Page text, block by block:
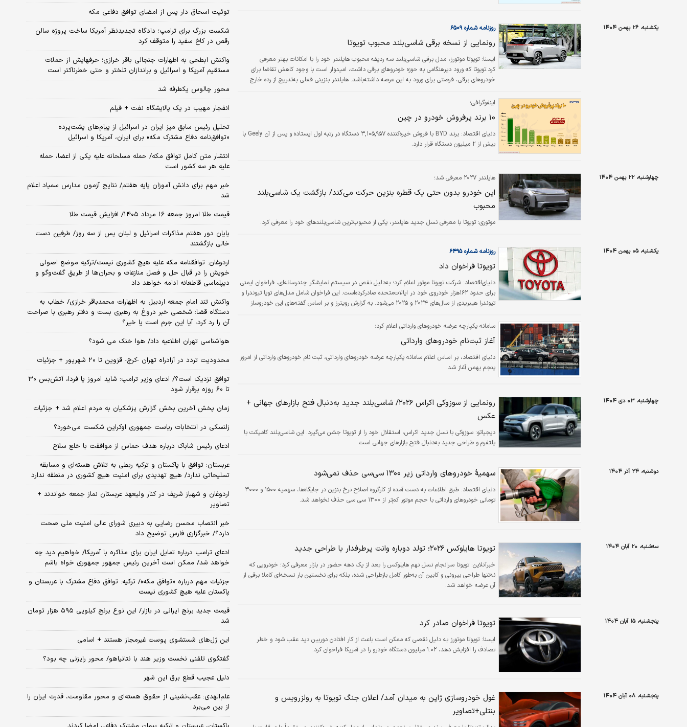
یکشنبه، ۲۶ بهمن ۱۴۰۴ روزنامه شماره ۶۵۰۹
رونمایی از نسخه برقی شاسی‌بلند محبوب تویوتا
ایسنا: تویوتا موتورز، مدل برقی شاسی‌بلند سه ردیفه محبوب ‌هایلندر خود را با امکانات بهتر معرفی
کرد.تویوتا که ورود دیرهنگامی به حوزه خودروهای برقی داشت، امیدوار است با وجود کاهش تقاضا برای
خودروهای برقی، فرصتی برای ورود به این عرصه داشته‌باشد.‌ هایلندر بنزینی فعلی به‌تدریج از رده خارج
جدیدی از جمله ظاهری شیک‌تر عرضه می‌شود، اما طرح شاسی‌بلند سه ردیفه‌ای که باعث محبوبیت آن شده
اینفوگرافی؛
۱۰ برند پرفروش خودرو در چین
دنیای اقتصاد: برند BYD با فروش خیره‌کننده ۳,۱۰۵,۹۵۷ دستگاه در رتبه اول ایستاده و پس از آن Geely با
بیش از ۲ میلیون دستگاه قرار دارد.
چهارشنبه، ۲۲ بهمن ۱۴۰۴ هایلندر ۲۰۲۷ معرفی شد؛
این خودرو بدون حتی یک قطره بنزین حرکت می‌کند/ بازگشت یک شاسی‌بلند
محبوب
موتوری: تویوتا با معرفی نسل جدید هایلندر، یکی از محبوب‌ترین شاسی‌بلندهای خود را معرفی کرد.
یکشنبه، ۰۵ بهمن ۱۴۰۴ روزنامه شماره ۶۴۹۵
تویوتا فراخوان داد
دنیای‌اقتصاد: شرکت تویوتا موتور اعلام کرد؛ به‌دلیل نقص در سیستم نمایشگر چندرسانه‌‌‌‌‌ای، فراخوان ایمنی
برای حدود ۱۶۲‌هزار خودروی خود در ایالات‌متحده صادر‌کرده‌است. این فراخوان شامل مدل‌های تویا تیوندرا و
تیوندرا هیبریدی از سال‌های ۲۰۲۴ و ۲۰۲۵ می‌شود. به گزارش رویترز و بر اساس گفته‌‌‌‌‌های این خودروساز
سیاه به نمایش درآید که در برخی شرایط ممکن است استانداردهای ایمنی فدرال را نقض کند. تویوتا
سامانه یکپارچه عرضه خودرو‌های وارداتی اعلام کرد؛
آغاز ­ثبت‌نام خودرو‌های وارداتی ‌
دنیای اقتصاد، بر اساس اعلام سامانه یکپارچه عرضه خودرو‌های وارداتی، ثبت نام خودرو‌های وارداتی از امروز
پنجم بهمن آغاز شد.
چهارشنبه، ۰۳ دی ۱۴۰۴
رونمایی از سوزوکی اکراس ۲۰۲۶/ شاسی‌بلند جدید به‌دنبال فتح بازارهای جهانی +
عکس
دیجیاتو: سوزوکی با نسل جدید اکراس، استقلال خود را از تویوتا جشن می‌گیرد. این شاسی‌بلند کامپکت با
پلتفرم و طراحی جدید به‌دنبال فتح بازارهای جهانی است.
دوشنبه، ۲۴ آذر ۱۴۰۴ سهمیۀ خودروهای وارداتی زیر ۱۳۰۰ سی‌سی حذف نمی‌شود
دنیای اقتصاد: طبق اطلاعات به دست آمده از کارگروه اصلاح نرخ بنزین در جایگاه‌ها، سهمیه ۱۵۰۰ و ۳۰۰۰
تومانی خودروهای وارداتی با حجم موتور کم‌تر از ۱۳۰۰ سی سی حذف نخواهد شد.
سه‌شنبه، ۲۰ آبان ۱۴۰۴ تویوتا هایلوکس ۲۰۲۶؛ تولد دوباره وانت پرطرفدار با طراحی جدید
خبرآنلاین: تویوتا سرانجام نسل نهم هایلوکس را بعد از یک دهه حضور در بازار معرفی کرد؛ خودرویی که
نه‌تنها طراحی بیرونی و کابین آن به‌طور کامل بازطراحی شده، بلکه برای نخستین بار نسخه‌ای کاملا برقی از
آن عرضه خواهد شد.
پنجشنبه، ۱۵ آبان ۱۴۰۴ تویوتا فراخوان صادر کرد
ایسنا: تویوتا موتورز به دلیل نقصی که ممکن است باعث از کار افتادن دوربین دید عقب شود و خطر
تصادف را افزایش دهد، ۱.۰۲ میلیون دستگاه خودرو را در آمریکا فراخوان کرد.
پنجشنبه، ۰۸ آبان ۱۴۰۴
غول خودروسازی ژاپن به میدان آمد/ اعلان جنگ تویوتا به رولزرویس و
بنتلی+تصاویر
توئیت اسحاق دار پس از امضای توافق دفاعی مکه
شکست بزرگ برای ترامپ؛ دادگاه تجدیدنظر آمریکا ساخت پروژه سالن
رقص در کاخ سفید را متوقف کرد
واکنش ابطحی به اظهارات جنجالی باقر خرازی؛ حرفهایش از حملات
مستقیم آمریکا و اسرائیل و براندازان تلختر و حتی خطرناکتر است
محور چالوس یکطرفه شد
انفجار مهیب در یک پالایشگاه نفت + فیلم
تحلیل رئیس سابق میز ایران در اسرائیل از پیام‌های پشت‌پرده
«توافق‌نامه دفاع مشترک مکه» برای ایران، آمریکا و اسرائیل
انتشار متن کامل توافق مکه/ حمله مسلحانه علیه یکی از اعضا، حمله
علیه هر سه کشور است
خبر مهم برای دانش آموزان پایه هفتم/ نتایج آزمون مدارس سمپاد اعلام
شد
قیمت طلا امروز جمعه ۱۶ مرداد ۱۴۰۵/ افزایش قیمت طلا
پایان دور هفتم مذاکرات اسرائیل و لبنان پس از سه روز/ طرفین دست
خالی بازگشتند
اردوغان: توافقنامه مکه علیه هیچ کشوری نیست/ترکیه موضع اصولی
خویش را در قبال حل و فصل منازعات و بحران‌ها از طریق گفت‌وگو و
دیپلماسی قاطعانه ادامه خواهد داد
واکنش تند امام جمعه اردبیل به اظهارات محمدباقر خرازی/ خطاب به
دستگاه قضا: شخصی خبر دروغ به رهبری بست و دفتر رهبری با صراحت
آن را رد کرد، آیا این جرم است یا خیر؟
هواشناسی تهران اطلاعیه داد/ هوا خنک می شود؟
محدودیت تردد در آزادراه تهران -کرج- قزوین تا ۲۰ شهریور + جزئیات
توافق نزدیک است؟/ ادعای وزیر ترامپ: شاید امروز یا فردا، آتش‌بس ۳۰
تا ۶۰ روزه برقرار شود
زمان پخش آخرین بخش گزارش پزشکیان به مردم اعلام شد + جزئیات
زلنسکی در انتخابات ریاست جمهوری اوکراین شکست می‌خورد؟
ادعای رئیس شاباک درباره هدف حماس از موافقت با خلع سلاح
عربستان: توافق با پاکستان و ترکیه ربطی به تلاش هسته‌ای و مسابقه
تسلیحاتی ندارد/ هیچ تهدیدی برای امنیت هیچ کشوری در منطقه ندارد
اردوغان و شهباز شریف در کنار ولیعهد عربستان نماز جمعه خواندند +
تصاویر
خبر انتصاب محسن رضایی به دبیری شورای عالی امنیت ملی صحت
دارد؟/ خبرگزاری فارس توضیح داد
ادعای ترامپ درباره تمایل ایران برای مذاکره با آمریکا/ خواهیم دید چه
خواهد شد/ ممکن است آخرین رئیس‌ جمهور جمهوری خواه باشم
جزئیات مهم درباره «توافق مکه»/ ترکیه‌: توافق دفاع مشترک با عربستان و
پاکستان علیه هیچ کشوری نیست
قیمت جدید برنج ایرانی در بازار/ این نوع برنج کیلویی ۵۹۵ هزار تومان
شد
این ژل‌های شستشوی پوست غیرمجاز هستند + اسامی
گفتگوی تلفنی نخست وزیر هند با نتانیاهو/ محور رایزنی چه بود؟
دلیل عجیب قطع برق این شهر
علم‌الهدی: عقب‌نشینی از حقوق هسته‌ای و محور مقاومت، قدرت ایران را
از بین می‌برد